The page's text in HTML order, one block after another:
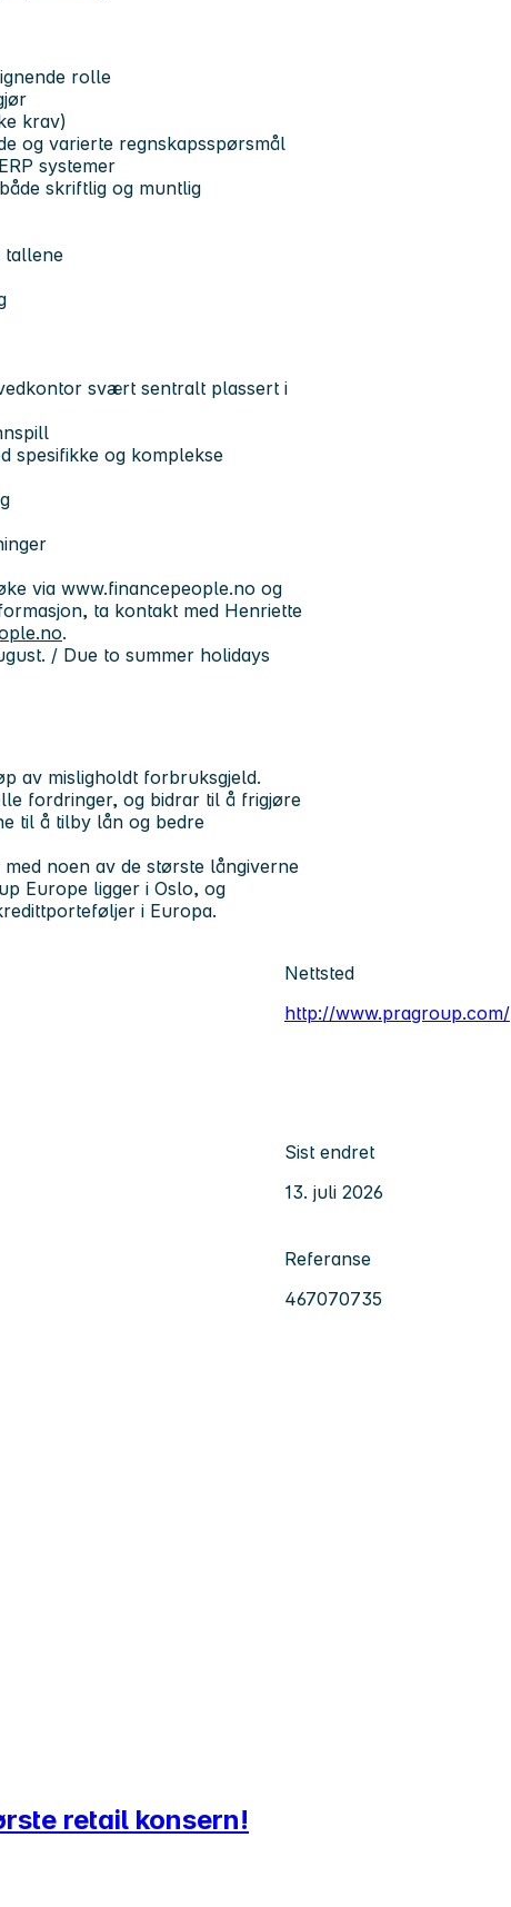
rolle
krav)
og varierte regnskapsspørsmål
systemer
skriftlig og muntlig
tallene
svært sentralt plassert i
spesifikke og komplekse
via www.financepeople.no og
ta kontakt med Henriette
.
/ Due to summer holidays
av misligholdt forbruksgjeld.
fordringer, og bidrar til å frigjøre
til å tilby lån og bedre
noen av de største långiverne
Europe ligger i Oslo, og
i Europa.
Nettsted
http://www.pragroup.com/
Sist endret
13. juli 2026
Referanse
467070735
retail konsern!